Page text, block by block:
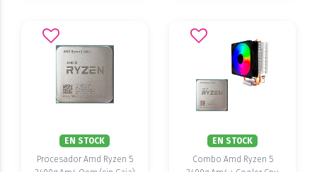
EN STOCK
Procesador Amd Ryzen 5
EN STOCK
Combo Amd Ryzen 5